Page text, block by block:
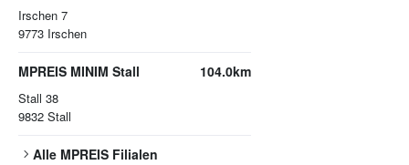
Irschen 7
9773 Irschen
MPREIS MINIM Stall
Stall 38
9832 Stall
104.0km
Alle MPREIS Filialen